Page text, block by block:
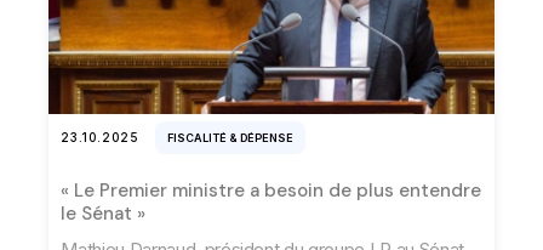
23.10.2025 FISCALITÉ & DÉPENSE
« Le Premier ministre a besoin de plus entendre
le Sénat »